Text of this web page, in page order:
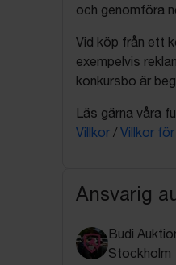
och genomföra
Vid köp från ett
exempelvis
konkursbo är
Läs gärna våra
Villkor / Villkor
Ansvarig
Budi
Stockholm